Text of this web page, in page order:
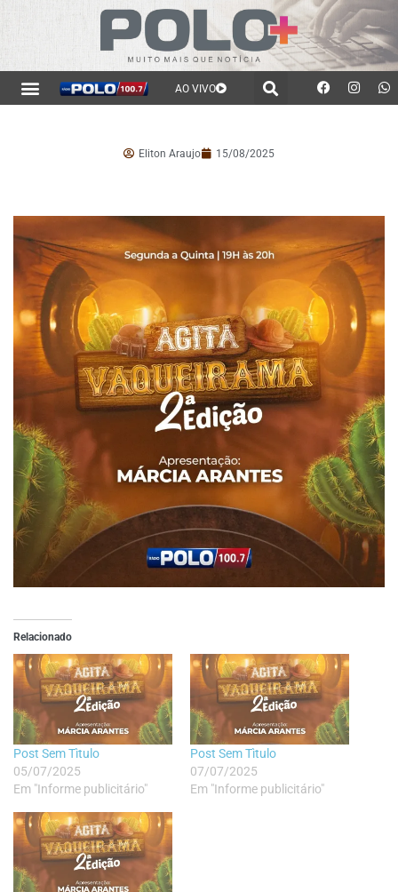
AO VIVO
Eliton Araujo 15/08/2025
Relacionado
Post Sem Tìtulo
05/07/2025
Em "Informe publicitário"
Post Sem Tìtulo
07/07/2025
Em "Informe publicitário"